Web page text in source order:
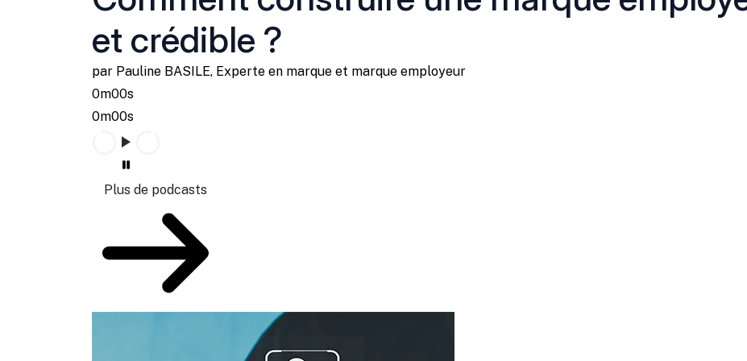
et crédible ?
par Pauline BASILE, Experte en marque et marque employeur
0m00s
0m00s
Plus de podcasts